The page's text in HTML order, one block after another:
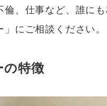
、仕事など、誰に
にご相談ください。
特徴